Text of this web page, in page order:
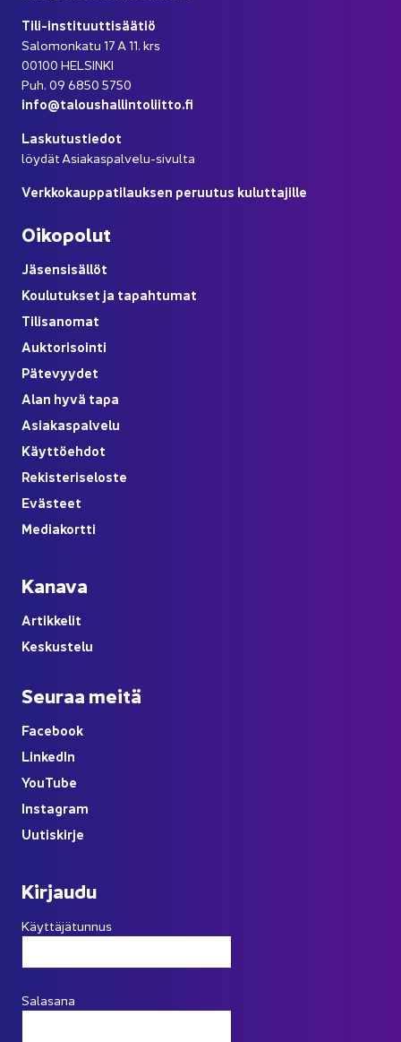
Tili-​instituuttisäätiö
Sa­lo­mon­ka­tu 17 A 11. krs
00100 HEL­SIN­KI
Puh. 09 6850 5750
info@ta­lous­hal­lin­to­liit­to.fi
Las­ku­tus­tie­dot
löy­dät Asiakaspalvelu-​sivulta
Verk­ko­kaup­pa­ti­lauk­sen pe­ruu­tus ku­lut­ta­jil­le
Oi­ko­po­lut
Jä­sen­si­säl­löt
Kou­lu­tuk­set ja ta­pah­tu­mat
Ti­li­sa­no­mat
Auk­to­ri­soin­ti
Pä­te­vyy­det
Alan hyvä tapa
Asia­kas­pal­ve­lu
Käyt­tö­eh­dot
Re­kis­te­ri­se­los­te
Eväs­teet
Me­dia­kort­ti
Ka­na­va
Ar­tik­ke­lit
Kes­kus­te­lu
Seu­raa meitä
Face­book
Lin­ke­dIn
YouTube
Ins­ta­gram
Uu­tis­kir­je
Kir­jau­du
Käyttäjätunnus
Salasana